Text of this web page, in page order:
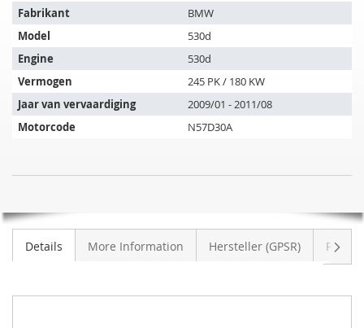
Het
artikel
past
op
de
volgende
voertuigen:
Fabrikant
BMW
Model
530d
Engine
530d
Vermogen
245 PK / 180 KW
Jaar van vervaardiging
2009/01 - 2011/08
Motorcode
N57D30A
BMW
530d
(F10,F18)
VOORRAAD
Details More Information Hersteller (GPSR)